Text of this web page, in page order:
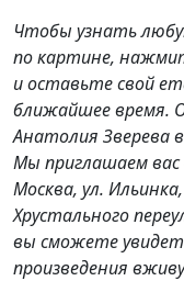
Чтобы узнать
по картине,
и оставьте свой
ближайшее время.
Анатолия Зверева
Мы приглашаем вас
Москва, ул.
Хрустального
вы сможете
произведения